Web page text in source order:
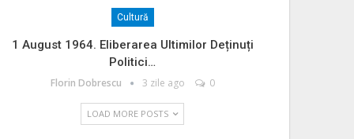
Cultură
1 August 1964. Eliberarea Ultimilor Deținuți
Politici…
Florin Dobrescu 3 zile ago 0
LOAD MORE POSTS